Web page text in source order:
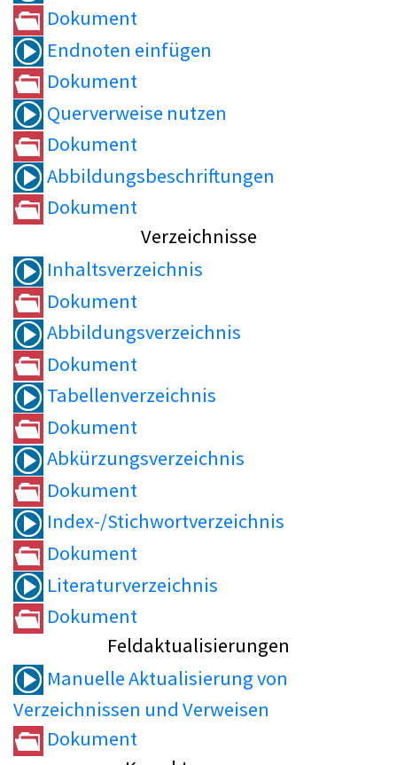
Dokument
Endnoten einfügen
Dokument
Querverweise nutzen
Dokument
Abbildungsbeschriftungen
Dokument
Verzeichnisse
Inhaltsverzeichnis
Dokument
Abbildungsverzeichnis
Dokument
Tabellenverzeichnis
Dokument
Abkürzungsverzeichnis
Dokument
Index-/Stichwortverzeichnis
Dokument
Literaturverzeichnis
Dokument
Feldaktualisierungen
Manuelle Aktualisierung von
Verzeichnissen und Verweisen
Dokument